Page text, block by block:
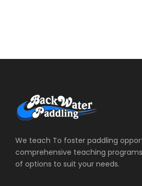
We teach To foster paddling
comprehensive teaching
of options to suit your needs.